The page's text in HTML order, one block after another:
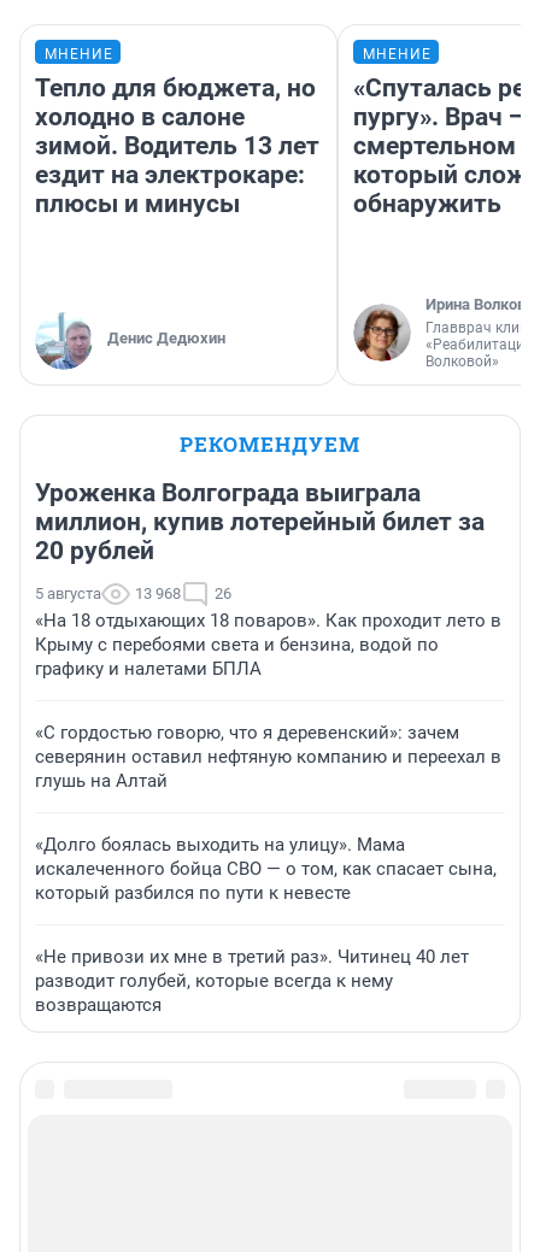
МНЕНИЕ
Тепло для бюджета, но
холодно в салоне
зимой. Водитель 13 лет
ездит на электрокаре:
плюсы и минусы
Денис Дедюхин
МНЕНИЕ
«Спуталась
пургу». Врач —
смертельном
который
обнаружить
Ирина Волкова
Главврач
«Реабилитация
Волковой»
РЕКОМЕНДУЕМ
Уроженка Волгограда выиграла
миллион, купив лотерейный билет за
20 рублей
5 августа 13 968 26
«На 18 отдыхающих 18 поваров». Как проходит лето в
Крыму с перебоями света и бензина, водой по
графику и налетами БПЛА
«С гордостью говорю, что я деревенский»: зачем
северянин оставил нефтяную компанию и переехал в
глушь на Алтай
«Долго боялась выходить на улицу». Мама
искалеченного бойца СВО — о том, как спасает сына,
который разбился по пути к невесте
«Не привози их мне в третий раз». Читинец 40 лет
разводит голубей, которые всегда к нему
возвращаются